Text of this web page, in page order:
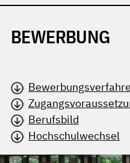
BEWERBUNG
Berufsbild
Hochschulwechsel